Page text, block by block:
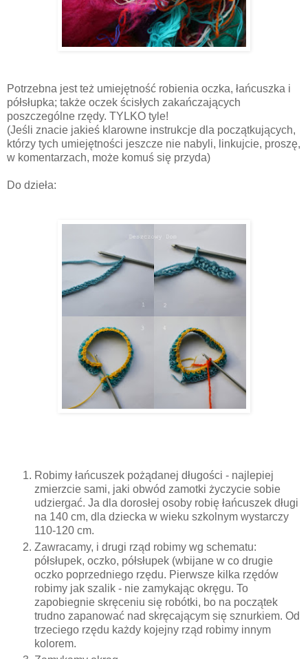
Potrzebna jest też umiejętność robienia oczka, łańcuszka i
półsłupka; także oczek ścisłych zakańczających
poszczególne rzędy. TYLKO tyle!
(Jeśli znacie jakieś klarowne instrukcje dla początkujących,
którzy tych umiejętności jeszcze nie nabyli, linkujcie, proszę,
w komentarzach, może komuś się przyda)
Do dzieła:
Robimy łańcuszek pożądanej długości - najlepiej
zmierzcie sami, jaki obwód zamotki życzycie sobie
udziergać. Ja dla dorosłej osoby robię łańcuszek długi
na 140 cm, dla dziecka w wieku szkolnym wystarczy
110-120 cm.
Zawracamy, i drugi rząd robimy wg schematu:
półsłupek, oczko, półsłupek (wbijane w co drugie
oczko poprzedniego rzędu. Pierwsze kilka rzędów
robimy jak szalik - nie zamykając okręgu. To
zapobiegnie skręceniu się robótki, bo na początek
trudno zapanować nad skręcającym się sznurkiem. Od
trzeciego rzędu każdy kojejny rząd robimy innym
kolorem.